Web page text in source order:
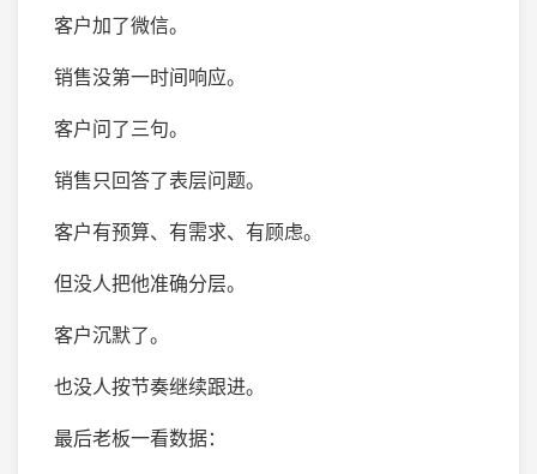
客户加了微信。
销售没第一时间响应。
客户问了三句。
销售只回答了表层问题。
客户有预算、有需求、有顾虑。
但没人把他准确分层。
客户沉默了。
也没人按节奏继续跟进。
最后老板一看数据：